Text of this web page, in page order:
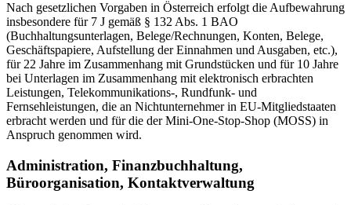
Nach gesetzlichen Vorgaben in Österreich erfolgt die Aufbewahrung
insbesondere für 7 J gemäß § 132 Abs. 1 BAO
(Buchhaltungsunterlagen, Belege/Rechnungen, Konten, Belege,
Geschäftspapiere, Aufstellung der Einnahmen und Ausgaben, etc.),
für 22 Jahre im Zusammenhang mit Grundstücken und für 10 Jahre
bei Unterlagen im Zusammenhang mit elektronisch erbrachten
Leistungen, Telekommunikations-, Rundfunk- und
Fernsehleistungen, die an Nichtunternehmer in EU-Mitgliedstaaten
erbracht werden und für die der Mini-One-Stop-Shop (MOSS) in
Anspruch genommen wird.
Administration, Finanzbuchhaltung,
Büroorganisation, Kontaktverwaltung